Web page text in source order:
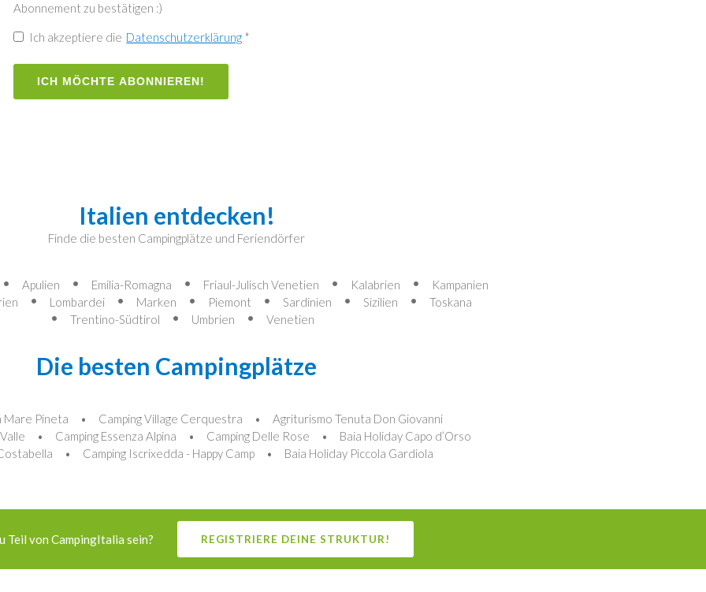
Abonnement zu bestätigen :)
Ich akzeptiere die Datenschutzerklärung *
ICH MÖCHTE ABONNIEREN!
Italien entdecken!
Finde die besten Campingplätze und Feriendörfer
Apulien Emilia-Romagna Friaul-Julisch Venetien Kalabrien
Kampanien
Lombardei Marken Piemont Sardinien Sizilien
Toskana
Trentino-Südtirol
Umbrien Venetien
Die besten Campingplätze
Mare Pineta Camping Village Cerquestra
Agriturismo Tenuta Don Giovanni
Camping Essenza Alpina Camping Delle Rose
Baia Holiday Capo d’Orso
Camping Iscrixedda - Happy Camp Baia Holiday Piccola Gardiola
Teil von CampingItalia sein? REGISTRIERE DEINE STRUKTUR!